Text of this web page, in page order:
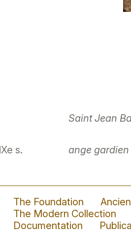
Saint Jean
s. ange
The Foundation
The Modern Collection
Documentation